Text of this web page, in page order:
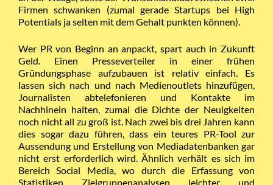
Firmen schwanken (zumal gerade Startups bei High
Potentials ja selten mit dem Gehalt punkten können).
Wer PR von Beginn an anpackt, spart auch in Zukunft
Geld. Einen Presseverteiler in einer frühen
Gründungsphase aufzubauen ist relativ einfach. Es
lassen sich nach und nach Medienoutlets hinzufügen,
Journalisten abtelefonieren und Kontakte im
Nachhinein halten, zumal die Dichte der Neuigkeiten
noch nicht all zu groß ist. Nach zwei bis drei Jahren kann
dies sogar dazu führen, dass ein teures PR-Tool zur
Aussendung und Erstellung von Mediadatenbanken gar
nicht erst erforderlich wird. Ähnlich verhält es sich im
Bereich Social Media, wo durch die Erfassung von
Statistiken Zielgruppenanalysen leichter und